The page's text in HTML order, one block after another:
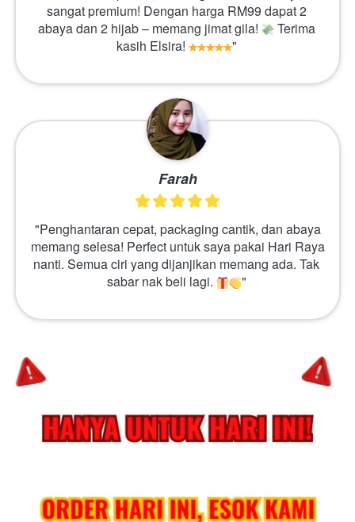
sangat premium! Dengan harga RM99 dapat 2
abaya dan 2 hijab – memang jimat gila!
Terima
kasih Elsira!
"
Farah
memang selesa! Perfect untuk saya pakai Hari Raya
nanti. Semua ciri yang dijanjikan memang ada. Tak
sabar nak beli lagi.
"